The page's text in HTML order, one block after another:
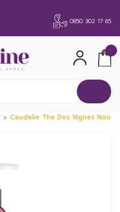
0850 302 17 65
Caudalie The Des Vignes